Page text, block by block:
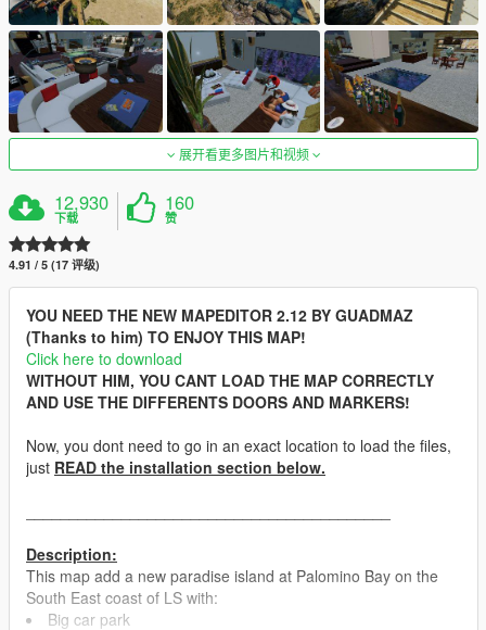
展开看更多图片和视频
12,930
下载
160
赞
4.91 / 5 (17 评级)
YOU NEED THE NEW MAPEDITOR 2.12 BY GUADMAZ
(Thanks to him) TO ENJOY THIS MAP!
Click here to download
WITHOUT HIM, YOU CANT LOAD THE MAP CORRECTLY
AND USE THE DIFFERENTS DOORS AND MARKERS!
Now, you dont need to go in an exact location to load the files,
just READ the installation section below.
Description:
This map add a new paradise island at Palomino Bay on the
South East coast of LS with:
Big car park